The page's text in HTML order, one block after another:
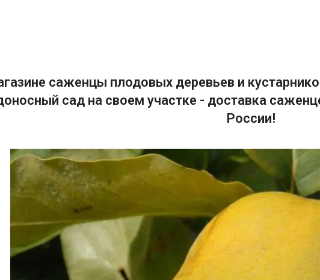
саженцы плодовых деревьев и
сад на своем участке - доставка
России!